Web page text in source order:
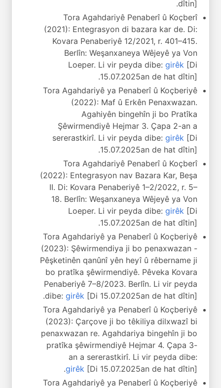
dîtin].
Tora Agahdariyê Penaberî û Koçberî
(2021): Entegrasyon di bazara kar de. Di:
Kovara Penaberiyê 12/2021, r. 401–415.
Berlîn: Weşanxaneya Wêjeyê ya Von
Loeper. Li vir peyda dibe: girêk [Di
15.07.2025an de hat dîtin].
Tora Agahdariyê ya Penaberî û Koçberiyê
(2022): Maf û Erkên Penaxwazan.
Agahiyên bingehîn ji bo Pratîka
Şêwirmendiyê Hejmar 3. Çapa 2-an a
sererastkirî. Li vir peyda dibe: girêk [Di
15.07.2025an de hat dîtin].
Tora Agahdariyê Penaberî û Koçberî
(2022): Entegrasyon nav Bazara Kar, Beşa
II. Di: Kovara Penaberiyê 1–2/2022, r. 5–
18. Berlîn: Weşanxaneya Wêjeyê ya Von
Loeper. Li vir peyda dibe: girêk [Di
15.07.2025an de hat dîtin].
Tora Agahdariyê ya Penaberî û Koçberiyê
(2023): Şêwirmendiya ji bo penaxwazan -
Pêşketinên qanûnî yên heyî û rêbername ji
bo pratîka şêwirmendiyê. Pêveka Kovara
Penaberiyê 7–8/2023. Berlîn. Li vir peyda
dibe: girêk [Di 15.07.2025an de hat dîtin].
Tora Agahdariyê ya Penaberî û Koçberiyê
(2023): Çarçove ji bo têkiliya dilxwazî bi
penaxwazan re. Agahdariya bingehîn ji bo
pratîka şêwirmendiyê Hejmar 4. Çapa 3-
an a sererastkirî. Li vir peyda dibe:
girêk [Di 15.07.2025an de hat dîtin].
Tora Agahdariyê ya Penaberî û Koçberiyê